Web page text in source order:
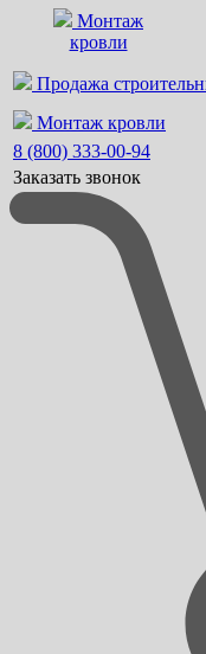
Монтаж
кровли
Продажа
Монтаж кровли
8 (800) 333-00-94
Заказать звонок